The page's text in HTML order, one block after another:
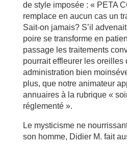
de style imposée : « PETA
remplace en aucun cas un
Sait-on jamais? S’il
poire se transforme en
passage les traitements
pourrait effleurer les oreilles
administration bien
plus, que notre animateur
annuaires à la rubrique «
réglementé ».
Le mysticisme ne
son homme, Didier M. fait